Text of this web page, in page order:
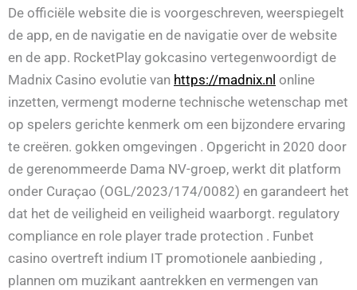
De officiële website die is voorgeschreven, weerspiegelt
de app, en de navigatie en de navigatie over de website
en de app. RocketPlay gokcasino vertegenwoordigt de
Madnix Casino evolutie van https://madnix.nl online
inzetten, vermengt moderne technische wetenschap met
op spelers gerichte kenmerk om een bijzondere ervaring
te creëren. gokken omgevingen . Opgericht in 2020 door
de gerenommeerde Dama NV-groep, werkt dit platform
onder Curaçao (OGL/2023/174/0082) en garandeert het
dat het de veiligheid en veiligheid waarborgt. regulatory
compliance en role player trade protection . Funbet
casino overtreft indium IT promotionele aanbieding ,
plannen om muzikant aantrekken en vermengen van